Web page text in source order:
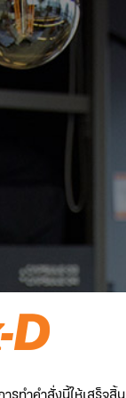
รทำคำสั่งนี้ให้เสร็จสิ้น